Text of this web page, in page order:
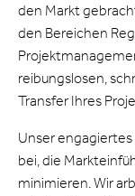
den Markt
den Bereichen
reibungslosen,
Transfer Ihres
Unser
bei, die
minimieren. Wir